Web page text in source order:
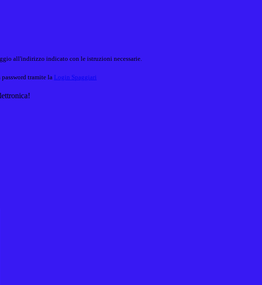
all'indirizzo indicato con le istruzioni necessarie.
tramite la Login Spaggiari